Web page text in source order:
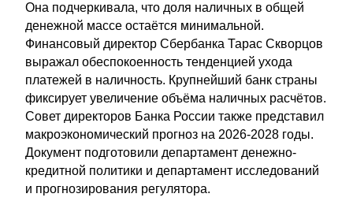
Она подчеркивала, что доля наличных в общей
денежной массе остаётся минимальной.
Финансовый директор Сбербанка Тарас Скворцов
выражал обеспокоенность тенденцией ухода
платежей в наличность. Крупнейший банк страны
фиксирует увеличение объёма наличных расчётов.
Совет директоров Банка России также представил
макроэкономический прогноз на 2026-2028 годы.
Документ подготовили департамент денежно-
кредитной политики и департамент исследований
и прогнозирования регулятора.